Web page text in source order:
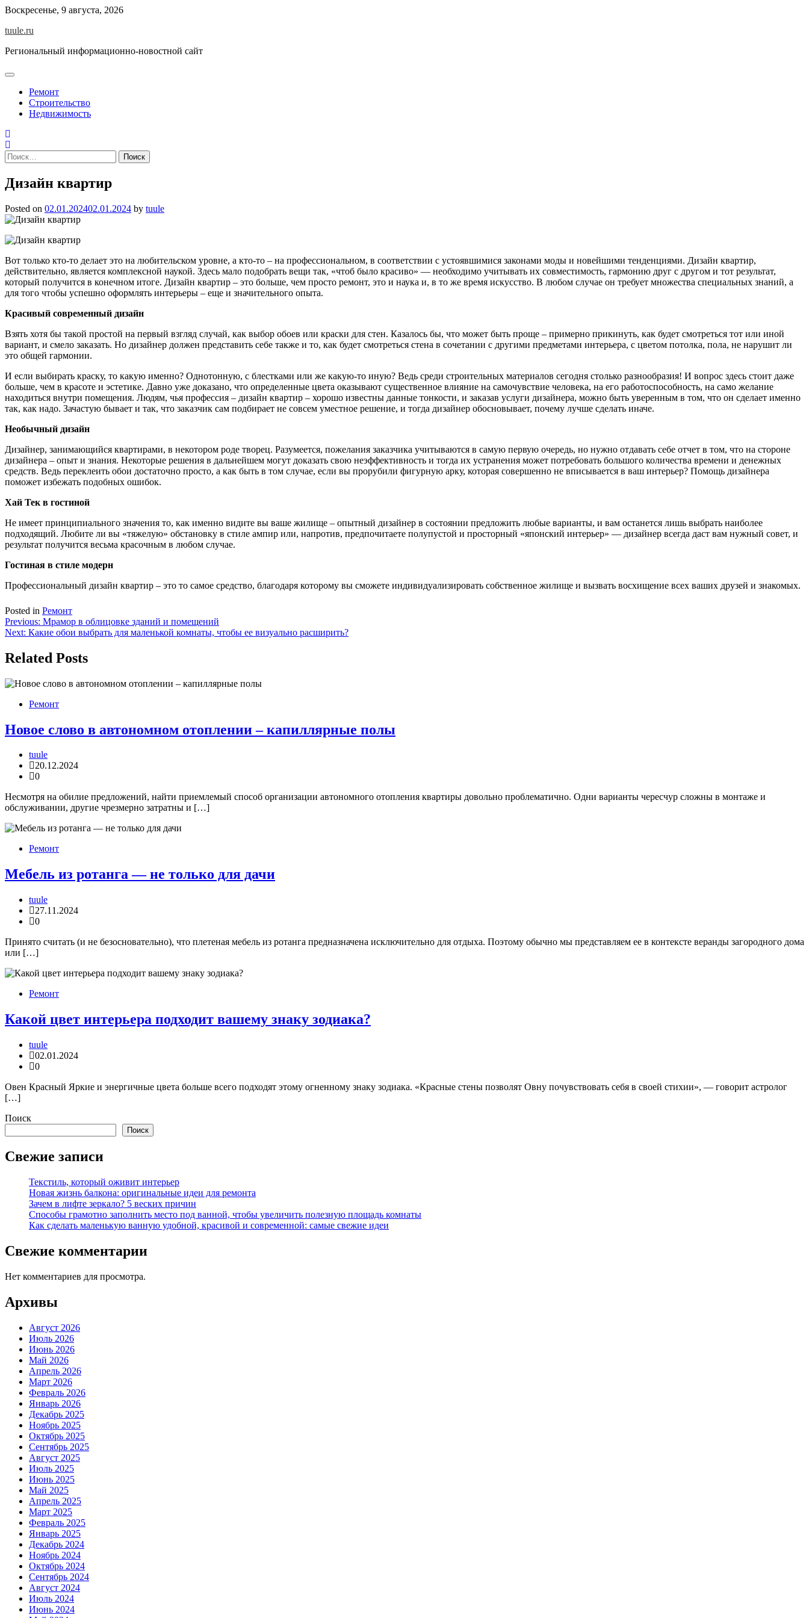
Skip
content
Воскресенье, 9 августа, 2026
tuule.ru
Региональный информационно-новостной сайт
Ремонт
Строительство
Недвижимость
Найти:
Дизайн квартир
Posted on 02.01.202402.01.2024 by tuule
Вот только кто-то делает это на любительском уровне, а кто-то – на профессиональном, в соответствии с устоявшимися законами моды и новейшими тенденциями. Дизайн квартир,
действительно, является комплексной наукой. Здесь мало подобрать вещи так, «чтоб было красиво» — необходимо учитывать их совместимость, гармонию друг с другом и тот результат,
который получится в конечном итоге. Дизайн квартир – это больше, чем просто ремонт, это и наука и, в то же время искусство. В любом случае он требует множества специальных знаний, а
для того чтобы успешно оформлять интерьеры – еще и значительного опыта.
Красивый современный дизайн
Взять хотя бы такой простой на первый взгляд случай, как выбор обоев или краски для стен. Казалось бы, что может быть проще – примерно прикинуть, как будет смотреться тот или иной
вариант, и смело заказать. Но дизайнер должен представить себе также и то, как будет смотреться стена в сочетании с другими предметами интерьера, с цветом потолка, пола, не нарушит ли
это общей гармонии.
И если выбирать краску, то какую именно? Однотонную, с блестками или же какую-то иную? Ведь среди строительных материалов сегодня столько разнообразия! И вопрос здесь стоит даже
больше, чем в красоте и эстетике. Давно уже доказано, что определенные цвета оказывают существенное влияние на самочувствие человека, на его работоспособность, на само желание
находиться внутри помещения. Людям, чья профессия – дизайн квартир – хорошо известны данные тонкости, и заказав услуги дизайнера, можно быть уверенным в том, что он сделает именно
так, как надо. Зачастую бывает и так, что заказчик сам подбирает не совсем уместное решение, и тогда дизайнер обосновывает, почему лучше сделать иначе.
Необычный дизайн
Дизайнер, занимающийся квартирами, в некотором роде творец. Разумеется, пожелания заказчика учитываются в самую первую очередь, но нужно отдавать себе отчет в том, что на стороне
дизайнера – опыт и знания. Некоторые решения в дальнейшем могут доказать свою неэффективность и тогда их устранения может потребовать большого количества времени и денежных
средств. Ведь переклеить обои достаточно просто, а как быть в том случае, если вы прорубили фигурную арку, которая совершенно не вписывается в ваш интерьер? Помощь дизайнера
поможет избежать подобных ошибок.
Хай Тек в гостиной
Не имеет принципиального значения то, как именно видите вы ваше жилище – опытный дизайнер в состоянии предложить любые варианты, и вам останется лишь выбрать наиболее
подходящий. Любите ли вы «тяжелую» обстановку в стиле ампир или, напротив, предпочитаете полупустой и просторный «японский интерьер» — дизайнер всегда даст вам нужный совет, и
результат получится весьма красочным в любом случае.
Гостиная в стиле модерн
Профессиональный дизайн квартир – это то самое средство, благодаря которому вы сможете индивидуализировать собственное жилище и вызвать восхищение всех ваших друзей и знакомых.
Posted in Ремонт
Навигация
по
записям
Previous: Мрамор в облицовке зданий и помещений
Next: Какие обои выбрать для маленькой комнаты, чтобы ее визуально расширить?
Related Posts
Ремонт
Новое слово в автономном отоплении – капиллярные полы
tuule
20.12.2024
0
Несмотря на обилие предложений, найти приемлемый способ организации автономного отопления квартиры довольно проблематично. Одни варианты чересчур сложны в монтаже и
обслуживании, другие чрезмерно затратны и […]
Ремонт
Мебель из ротанга — не только для дачи
tuule
27.11.2024
0
Принято считать (и не безосновательно), что плетеная мебель из ротанга предназначена исключительно для отдыха. Поэтому обычно мы представляем ее в контексте веранды загородного дома
или […]
Ремонт
Какой цвет интерьера подходит вашему знаку зодиака?
tuule
02.01.2024
0
Овен Красный Яркие и энергичные цвета больше всего подходят этому огненному знаку зодиака. «Красные стены позволят Овну почувствовать себя в своей стихии», — говорит астролог
[…]
Поиск
Поиск
Свежие записи
Текстиль, который оживит интерьер
Новая жизнь балкона: оригинальные идеи для ремонта
Зачем в лифте зеркало? 5 веских причин
Способы грамотно заполнить место под ванной, чтобы увеличить полезную площадь комнаты
Как сделать маленькую ванную удобной, красивой и современной: самые свежие идеи
Свежие комментарии
Нет комментариев для просмотра.
Архивы
Август 2026
Июль 2026
Июнь 2026
Май 2026
Апрель 2026
Март 2026
Февраль 2026
Январь 2026
Декабрь 2025
Ноябрь 2025
Октябрь 2025
Сентябрь 2025
Август 2025
Июль 2025
Июнь 2025
Май 2025
Апрель 2025
Март 2025
Февраль 2025
Январь 2025
Декабрь 2024
Ноябрь 2024
Октябрь 2024
Сентябрь 2024
Август 2024
Июль 2024
Июнь 2024